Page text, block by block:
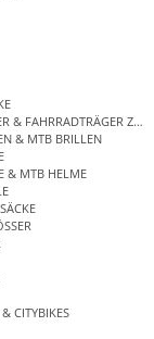
& FAHRRADTRÄGER
& MTB BRILLEN
& MTB HELME
CITYBIKES